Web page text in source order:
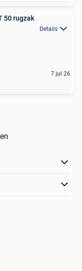
50 rugzak
Details
7 jul 26